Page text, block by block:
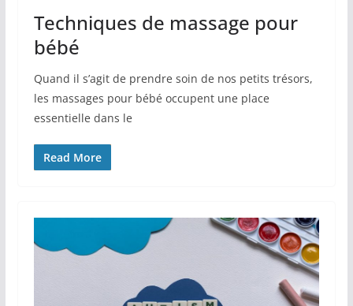
Techniques de massage pour
bébé
Quand il s’agit de prendre soin de nos petits trésors,
les massages pour bébé occupent une place
essentielle dans le
Read More